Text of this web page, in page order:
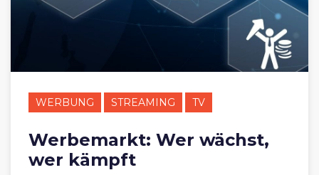
WERBUNG STREAMING TV
Werbemarkt: Wer wächst,
wer kämpft